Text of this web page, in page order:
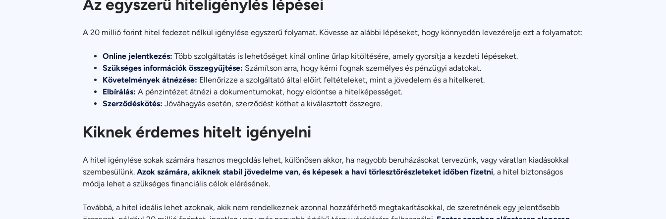
Az egyszerű hiteligénylés lépései
A 20 millió forint hitel fedezet nélkül igénylése egyszerű folyamat. Kövesse az alábbi lépéseket, hogy könnyedén levezérelje ezt a folyamatot:
Online jelentkezés: Több szolgáltatás is lehetőséget kínál online űrlap kitöltésére, amely gyorsítja a kezdeti lépéseket.
Szükséges információk összegyűjtése: Számítson arra, hogy kérni fognak személyes és pénzügyi adatokat.
Követelmények átnézése: Ellenőrizze a szolgáltató által előírt feltételeket, mint a jövedelem és a hitelkeret.
Elbírálás: A pénzintézet átnézi a dokumentumokat, hogy eldöntse a hitelképességet.
Szerződéskötés: Jóváhagyás esetén, szerződést köthet a kiválasztott összegre.
Kiknek érdemes hitelt igényelni
A hitel igénylése sokak számára hasznos megoldás lehet, különösen akkor, ha nagyobb beruházásokat tervezünk, vagy váratlan kiadásokkal
szembesülünk. Azok számára, akiknek stabil jövedelme van, és képesek a havi törlesztőrészleteket időben fizetni, a hitel biztonságos
módja lehet a szükséges financiális célok elérésének.
Továbbá, a hitel ideális lehet azoknak, akik nem rendelkeznek azonnal hozzáférhető megtakarításokkal, de szeretnének egy jelentősebb